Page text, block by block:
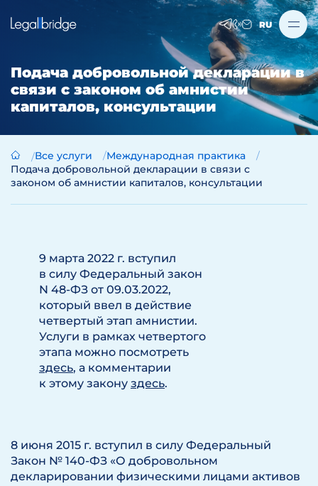
RU
Подача добровольной декларации в
связи с законом об амнистии
капиталов, консультации
Все услуги
Международная практика
Подача добровольной декларации в связи с
законом об амнистии капиталов, консультации
9 марта 2022 г. вступил
в силу Федеральный закон
N 48-ФЗ от 09.03.2022,
который ввел в действие
четвертый этап амнистии.
Услуги в рамках четвертого
этапа можно посмотреть
здесь, а комментарии
к этому закону здесь.
8 июня 2015 г. вступил в силу Федеральный
Закон № 140-ФЗ «О добровольном
декларировании физическими лицами активов